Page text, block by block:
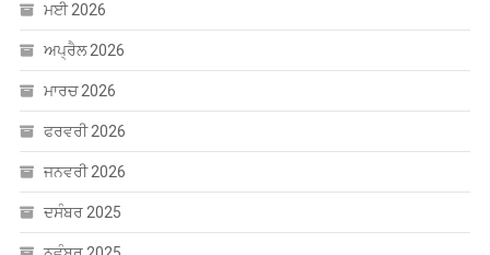
ਮਈ 2026
ਅਪ੍ਰੈਲ 2026
ਮਾਰਚ 2026
ਫਰਵਰੀ 2026
ਜਨਵਰੀ 2026
ਦਸੰਬਰ 2025